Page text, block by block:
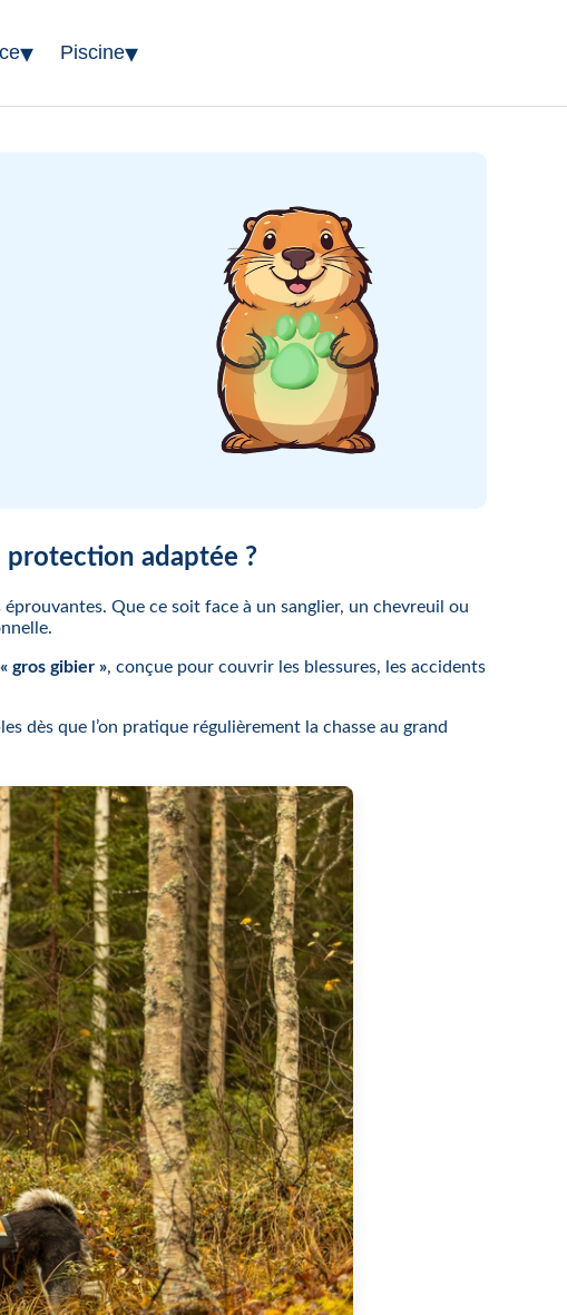
▾ Piscine▾
protection adaptée ?
Que ce soit face à un sanglier, un chevreuil ou
gros gibier », conçue pour couvrir les blessures, les accidents
dès que l’on pratique régulièrement la chasse au grand